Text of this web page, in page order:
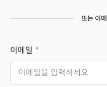
또는 이
이메일